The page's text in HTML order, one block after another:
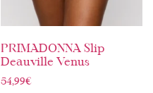
PRIMADONNA Slip
Deauville Venus
54,99€